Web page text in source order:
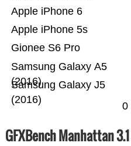
Samsung Galaxy J5
(2016)
Samsung Galaxy A5
(2016)
Gionee S6 Pro
Apple iPhone 5s
Apple iPhone 6
0
GFXBench Manhattan 3.1